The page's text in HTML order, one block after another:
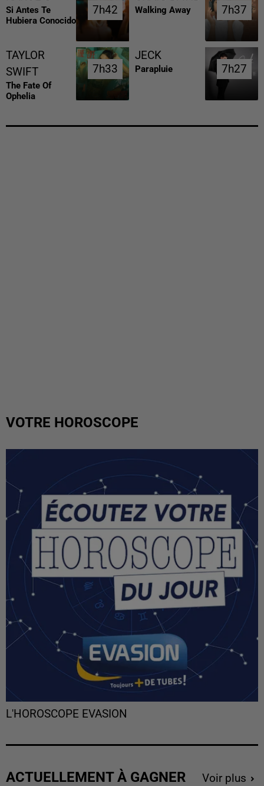
Si Antes Te
Hubiera Conocido
7h42
7h42 Walking Away 7h37
7h37
TAYLOR
SWIFT
The Fate Of
Ophelia
7h33
7h33
JECK
Parapluie 7h27
7h27
VOTRE HOROSCOPE
L'HOROSCOPE EVASION
ACTUELLEMENT À GAGNER Voir plus